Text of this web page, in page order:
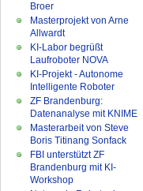
Broer
Masterprojekt von Arne
Allwardt
KI-Labor begrüßt
Laufroboter NOVA
KI-Projekt - Autonome
Intelligente Roboter
ZF Brandenburg:
Datenanalyse mit KNIME
Masterarbeit von Steve
Boris Titinang Sonfack
FBI unterstützt ZF
Brandenburg mit KI-
Workshop